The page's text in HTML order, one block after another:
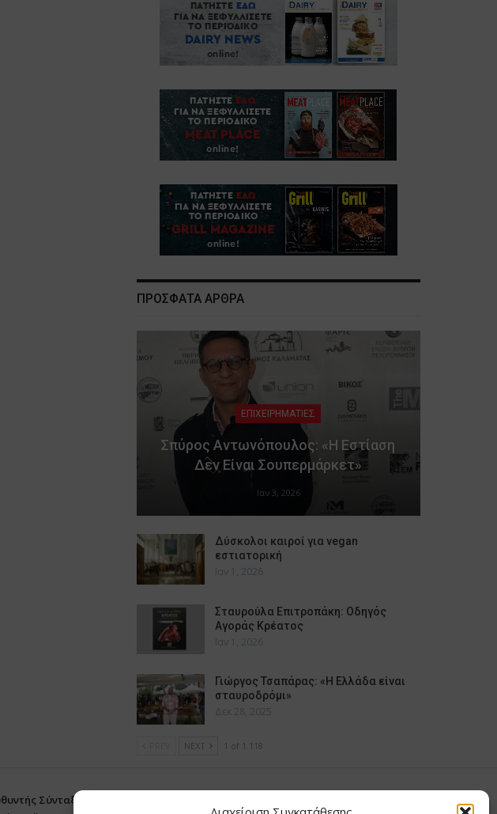
ΠΡΟΣΦΑΤΑ ΑΡΘΡΑ
ΕΠΙΧΕΙΡΗΜΑΤΙΕΣ
Σπύρος Αντωνόπουλος: «Η Εστίαση
Δεν Είναι Σουπερμάρκετ»
Ιαν 3, 2026
Δύσκολοι καιροί για vegan
εστιατορική
Ιαν 1, 2026
Σταυρούλα Επιτροπάκη: Οδηγός
Αγοράς Κρέατος
Ιαν 1, 2026
Γιώργος Τσαπάρας: «Η Ελλάδα είναι
σταυροδρόμι»
Δεκ 28, 2025
NEXT 1 of 1.118
Σύνταξης: